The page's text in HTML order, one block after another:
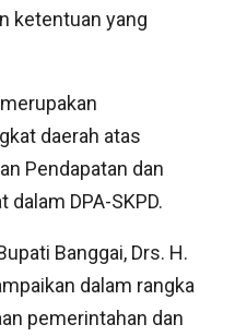
ketentuan yang
daerah atas
Pendapatan dan
DPA-SKPD.
Banggai, Drs. H.
dalam rangka
pemerintahan dan